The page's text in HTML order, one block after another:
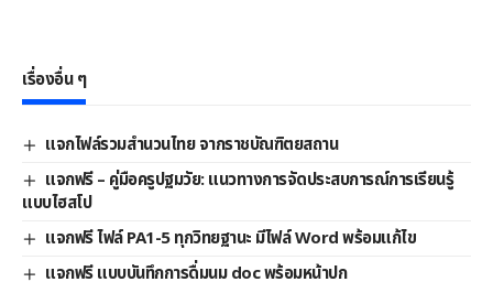
เรื่องอื่น ๆ
แจกไฟล์รวมสำนวนไทย จากราชบัณฑิตยสถาน
แจกฟรี – คู่มือครูปฐมวัย: แนวทางการจัดประสบการณ์การเรียนรู้
แบบไฮสโป
แจกฟรี ไฟล์ PA1-5 ทุกวิทยฐานะ มีไฟล์ Word พร้อมแก้ไข
แจกฟรี แบบบันทึกการดื่มนม doc พร้อมหน้าปก